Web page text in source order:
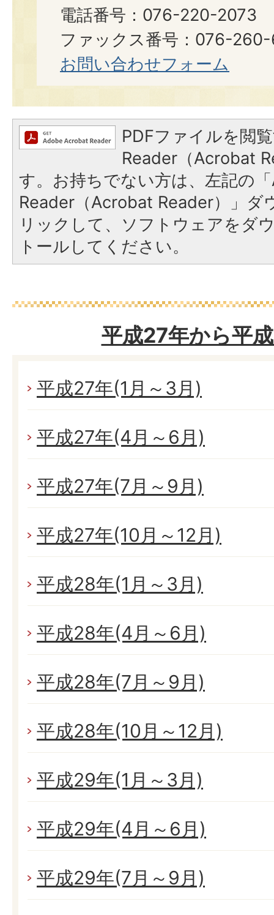
電話番号：076-220-2073
ファックス番号：076-
お問い合わせフォーム
PDFファイルを閲
Reader（Acrobat
す。お持ちでない方は、左記の
Reader（Acrobat Reader）」ダ
リックして、ソフトウェアをダ
トールしてください。
平成27年から平
平成27年(1月～3月)
平成27年(4月～6月)
平成27年(7月～9月)
平成27年(10月～12月)
平成28年(1月～3月)
平成28年(4月～6月)
平成28年(7月～9月)
平成28年(10月～12月)
平成29年(1月～3月)
平成29年(4月～6月)
平成29年(7月～9月)